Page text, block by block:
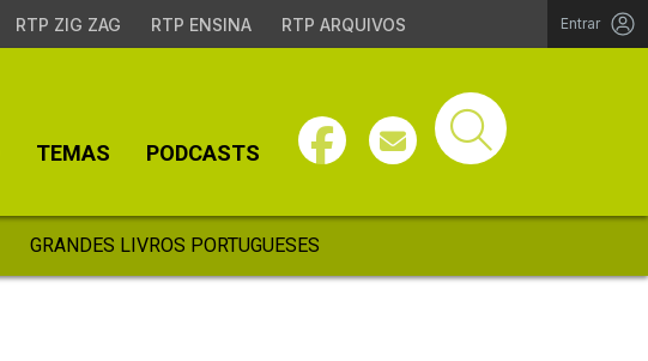
RTP ZIG ZAG RTP ENSINA RTP ARQUIVOS Entrar
TEMAS PODCASTS
GRANDES LIVROS PORTUGUESES